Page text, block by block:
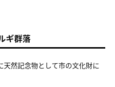
ギ群落
然記念物として市の文化財に